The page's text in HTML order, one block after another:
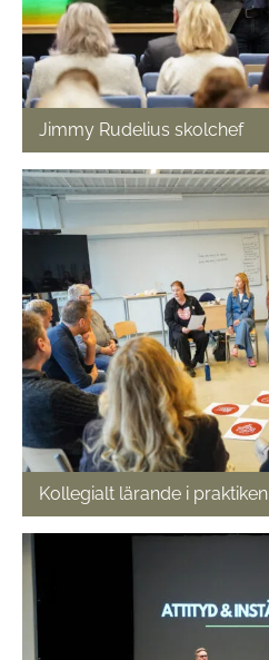
Jimmy Rudelius skolchef
Kollegialt lärande i praktiken